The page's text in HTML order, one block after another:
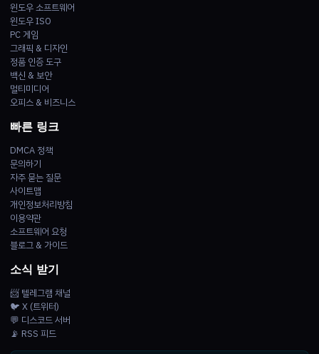
윈도우 소프트웨어
윈도우 ISO
PC 게임
그래픽 & 디자인
정품 인증 도구
백신 & 보안
멀티미디어
오피스 & 비즈니스
빠른 링크
DMCA 정책
문의하기
자주 묻는 질문
사이트맵
개인정보처리방침
이용약관
소프트웨어 요청
블로그 & 가이드
소식 받기
📨 텔레그램 채널
🐦 X (트위터)
💬 디스코드 서버
📡 RSS 피드